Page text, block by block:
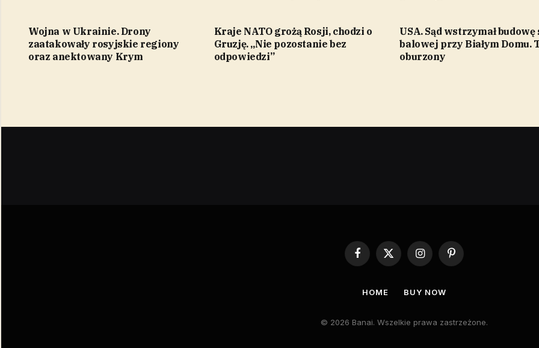
Wojna w Ukrainie. Drony
zaatakowały rosyjskie regiony
oraz anektowany Krym
Kraje NATO grożą Rosji, chodzi o
Gruzję. „Nie pozostanie bez
odpowiedzi”
USA. Sąd wstrzymał budowę
balowej przy Białym Domu.
oburzony
Facebook
X
(Twitter)
InstagramPinterest
HOME BUY NOW
© 2026 Banai. Wszelkie prawa zastrzeżone.